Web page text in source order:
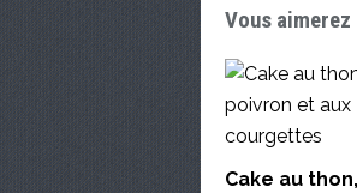
Vous aimerez
Cake au